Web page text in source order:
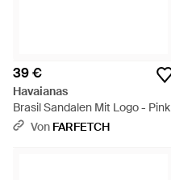
39 €
Havaianas
Brasil Sandalen Mit Logo - Pink
Von FARFETCH